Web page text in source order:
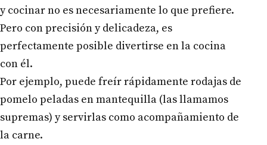
y cocinar no es necesariamente lo que prefiere.
Pero con precisión y delicadeza, es
perfectamente posible divertirse en la cocina
con él.
Por ejemplo, puede freír rápidamente rodajas de
pomelo peladas en mantequilla (las llamamos
supremas) y servirlas como acompañamiento de
la carne.